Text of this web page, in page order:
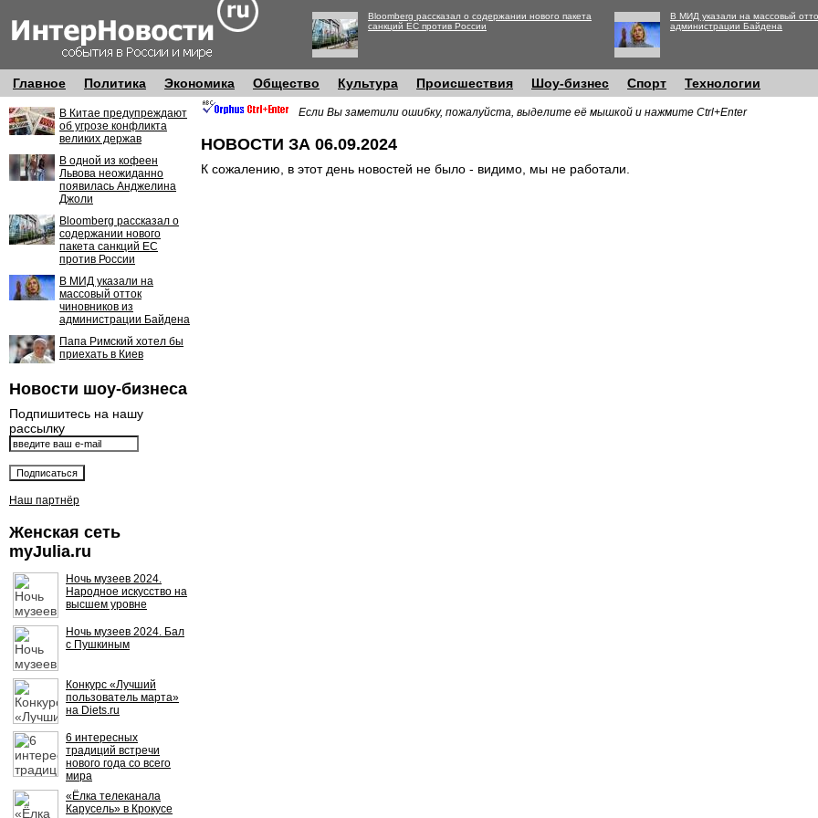
Bloomberg рассказал о содержании нового пакета
санкций ЕС против России
В МИД указали на массовый
администрации Байдена
Главное Политика Экономика Общество Культура Происшествия Шоу-бизнес Спорт Технологии
В Китае предупреждают
об угрозе конфликта
великих держав
В одной из кофеен
Львова неожиданно
появилась Анджелина
Джоли
Bloomberg рассказал о
содержании нового
пакета санкций ЕС
против России
В МИД указали на
массовый отток
чиновников из
администрации Байдена
Папа Римский хотел бы
приехать в Киев
Новости шоу-бизнеса
Подпишитесь на нашу
рассылку
Наш партнёр
Женская сеть
myJulia.ru
Ночь музеев 2024.
Народное искусство на
высшем уровне
Ночь музеев 2024. Бал
с Пушкиным
Конкурс «Лучший
пользователь марта»
на Diets.ru
6 интересных
традиций встречи
нового года со всего
мира
«Ёлка телеканала
Карусель» в Крокусе
Если Вы заметили ошибку, пожалуйста, выделите её мышкой и нажмите Ctrl+Enter
НОВОСТИ ЗА 06.09.2024
К сожалению, в этот день новостей не было - видимо, мы не работали.